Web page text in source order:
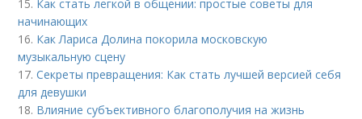
15. Как стать легкой в общении: простые советы для
начинающих
16. Как Лариса Долина покорила московскую
музыкальную сцену
17.Секреты превращения: Как стать лучшей версией себя
для девушки
18. Влияние субъективного благополучия на жизнь